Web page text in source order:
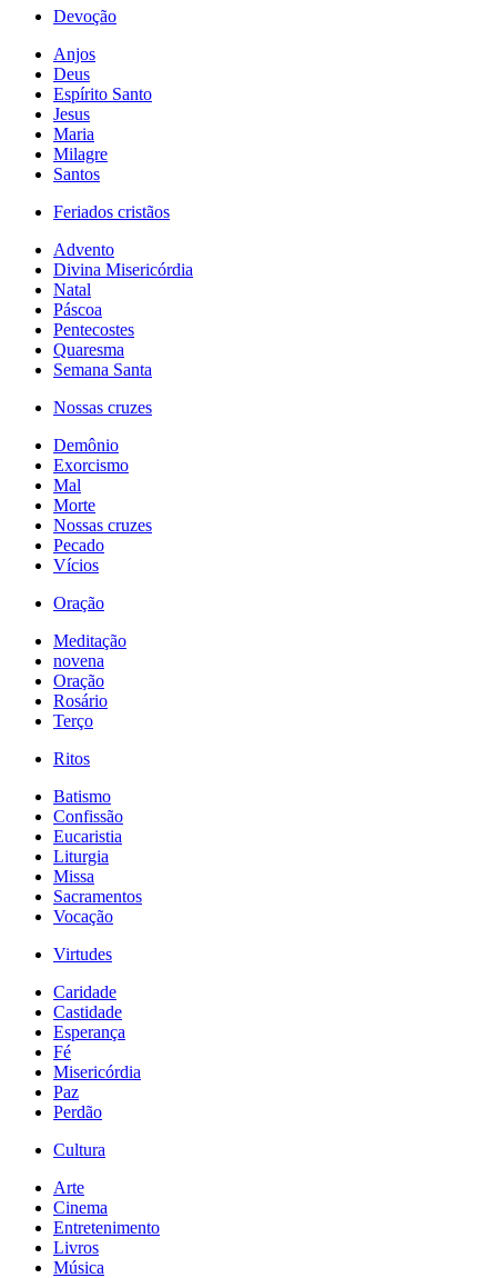
Devoção
Anjos
Deus
Espírito Santo
Jesus
Maria
Milagre
Santos
Feriados cristãos
Advento
Divina Misericórdia
Natal
Páscoa
Pentecostes
Quaresma
Semana Santa
Nossas cruzes
Demônio
Exorcismo
Mal
Morte
Nossas cruzes
Pecado
Vícios
Oração
Meditação
novena
Oração
Rosário
Terço
Ritos
Batismo
Confissão
Eucaristia
Liturgia
Missa
Sacramentos
Vocação
Virtudes
Caridade
Castidade
Esperança
Fé
Misericórdia
Paz
Perdão
Cultura
Arte
Cinema
Entretenimento
Livros
Música